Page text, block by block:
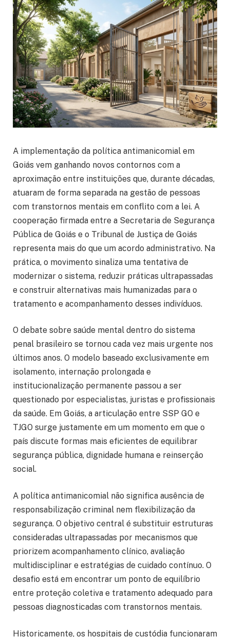
A implementação da política antimanicomial em
Goiás vem ganhando novos contornos com a
aproximação entre instituições que, durante décadas,
atuaram de forma separada na gestão de pessoas
com transtornos mentais em conflito com a lei. A
cooperação firmada entre a Secretaria de Segurança
Pública de Goiás e o Tribunal de Justiça de Goiás
representa mais do que um acordo administrativo. Na
prática, o movimento sinaliza uma tentativa de
modernizar o sistema, reduzir práticas ultrapassadas
e construir alternativas mais humanizadas para o
tratamento e acompanhamento desses indivíduos.
O debate sobre saúde mental dentro do sistema
penal brasileiro se tornou cada vez mais urgente nos
últimos anos. O modelo baseado exclusivamente em
isolamento, internação prolongada e
institucionalização permanente passou a ser
questionado por especialistas, juristas e profissionais
da saúde. Em Goiás, a articulação entre SSP GO e
TJGO surge justamente em um momento em que o
país discute formas mais eficientes de equilibrar
segurança pública, dignidade humana e reinserção
social.
A política antimanicomial não significa ausência de
responsabilização criminal nem flexibilização da
segurança. O objetivo central é substituir estruturas
consideradas ultrapassadas por mecanismos que
priorizem acompanhamento clínico, avaliação
multidisciplinar e estratégias de cuidado contínuo. O
desafio está em encontrar um ponto de equilíbrio
entre proteção coletiva e tratamento adequado para
pessoas diagnosticadas com transtornos mentais.
Historicamente, os hospitais de custódia funcionaram